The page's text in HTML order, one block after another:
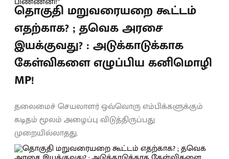
தொகுதி மறுவரையறை கூட்டம்
எதற்காக? ; தவெக அரசை
இயக்குவது? : அடுக்காடுக்காக
கேள்விகளை எழுப்பிய கனிமொழி
MP!
தலைமைச் செயலாளர் ஒவ்வொரு எம்பிக்களுக்கும்
கடிதம் மூலம் அழைப்பு விடுத்திருப்பது
முறையில்லாதது.